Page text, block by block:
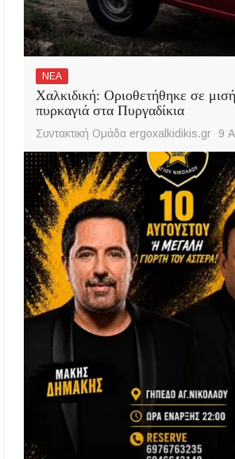
ΝΕΑ
Χαλκιδική: Οριοθετήθηκε σε
πυρκαγιά στα Πυργαδίκια
Συντακτική Ομάδα ergoxalkidikis.gr 9